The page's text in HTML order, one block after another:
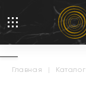
главная | каталог